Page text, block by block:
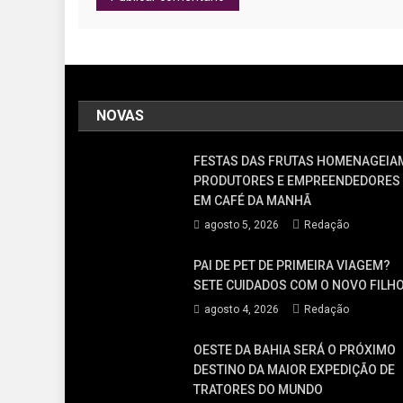
NOVAS
FESTAS DAS FRUTAS
PRODUTORES E EMPREENDEDORES
EM CAFÉ DA MANHÃ
agosto 5, 2026 Redação
PAI DE PET DE PRIMEIRA VIAGEM?
SETE CUIDADOS COM O NOVO
agosto 4, 2026 Redação
OESTE DA BAHIA SERÁ O PRÓXIMO
DESTINO DA MAIOR EXPEDIÇÃO DE
TRATORES DO MUNDO